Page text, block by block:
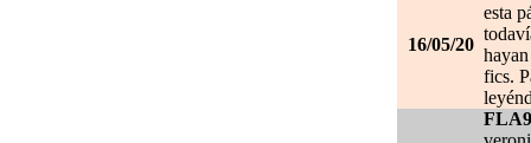
16/05/20
esta
fics.